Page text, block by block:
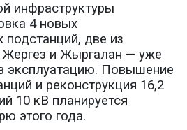
инфраструктуры
4 новых
две из
и Жыргалан — уже
эксплуатацию. Повышение
и реконструкция 16,2
10 кВ планируется
этого года.